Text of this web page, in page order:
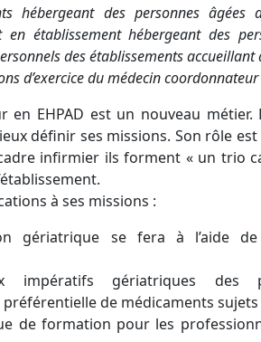
hébergeant des personnes âgées
établissement hébergeant des
des établissements accueillant
d’exercice du médecin coordonnateur
EHPAD est un nouveau métier.
définir ses missions. Son rôle
infirmier ils forment « un trio
à ses missions :
gériatrique se fera à l’aide de
gériatriques des
de médicaments
de formation pour les